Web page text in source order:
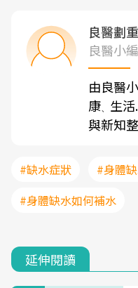
良醫劃
良醫小
由良醫
康、 生
與新知
#缺水症狀 #身體
#身體缺水如何補水
延伸閱讀